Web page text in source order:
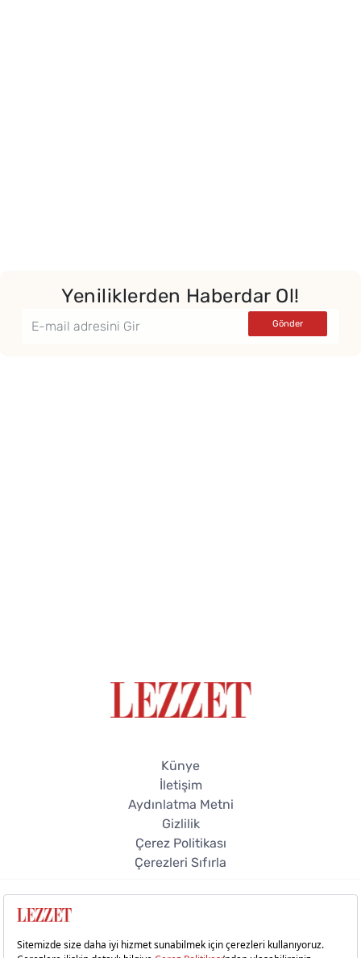
Yeniliklerden Haberdar Ol!
Künye
İletişim
Aydınlatma Metni
Gizlilik
Çerez Politikası
Çerezleri Sıfırla